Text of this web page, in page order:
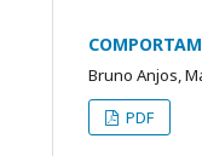
Bruno Anjos,
PDF